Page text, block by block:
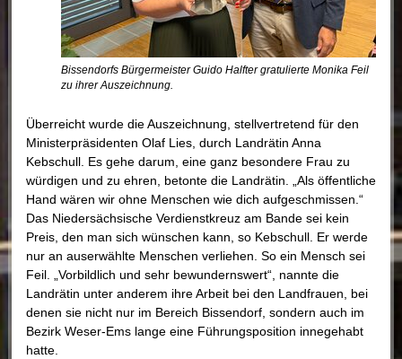
Bissendorfs Bürgermeister Guido Halfter gratulierte Monika Feil
zu ihrer Auszeichnung.
Überreicht wurde die Auszeichnung, stellvertretend für den
Ministerpräsidenten Olaf Lies, durch Landrätin Anna
Kebschull. Es gehe darum, eine ganz besondere Frau zu
würdigen und zu ehren, betonte die Landrätin. „Als öffentliche
Hand wären wir ohne Menschen wie dich aufgeschmissen.“
Das Niedersächsische Verdienstkreuz am Bande sei kein
Preis, den man sich wünschen kann, so Kebschull. Er werde
nur an auserwählte Menschen verliehen. So ein Mensch sei
Feil. „Vorbildlich und sehr bewundernswert“, nannte die
Landrätin unter anderem ihre Arbeit bei den Landfrauen, bei
denen sie nicht nur im Bereich Bissendorf, sondern auch im
Bezirk Weser-Ems lange eine Führungsposition innegehabt
hatte.